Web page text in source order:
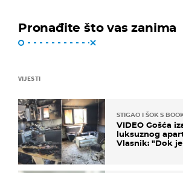
Pronađite što vas zanima
VIJESTI
STIGAO I ŠOK S
VIDEO Gošća
luksuznog
Vlasnik: "Dok